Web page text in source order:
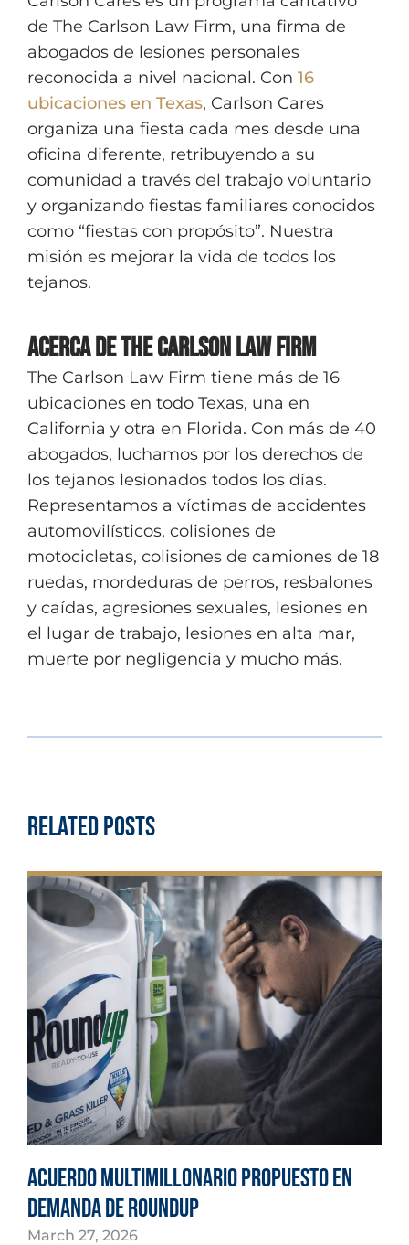
de The Carlson Law Firm, una firma de
abogados de lesiones personales
reconocida a nivel nacional. Con 16
ubicaciones en Texas, Carlson Cares
organiza una fiesta cada mes desde una
oficina diferente, retribuyendo a su
comunidad a través del trabajo voluntario
y organizando fiestas familiares conocidos
como “fiestas con propósito”. Nuestra
misión es mejorar la vida de todos los
tejanos.
Acerca de The Carlson Law Firm
The Carlson Law Firm tiene más de 16
ubicaciones en todo Texas, una en
California y otra en Florida. Con más de 40
abogados, luchamos por los derechos de
los tejanos lesionados todos los días.
Representamos a víctimas de accidentes
automovilísticos, colisiones de
motocicletas, colisiones de camiones de 18
ruedas, mordeduras de perros, resbalones
y caídas, agresiones sexuales, lesiones en
el lugar de trabajo, lesiones en alta mar,
muerte por negligencia y mucho más.
Related Posts
Acuerdo multimillonario propuesto en
demanda de Roundup
March 27, 2026